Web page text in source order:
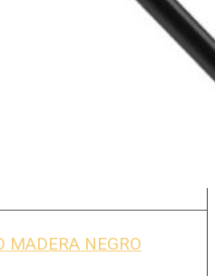
MADERA NEGRO